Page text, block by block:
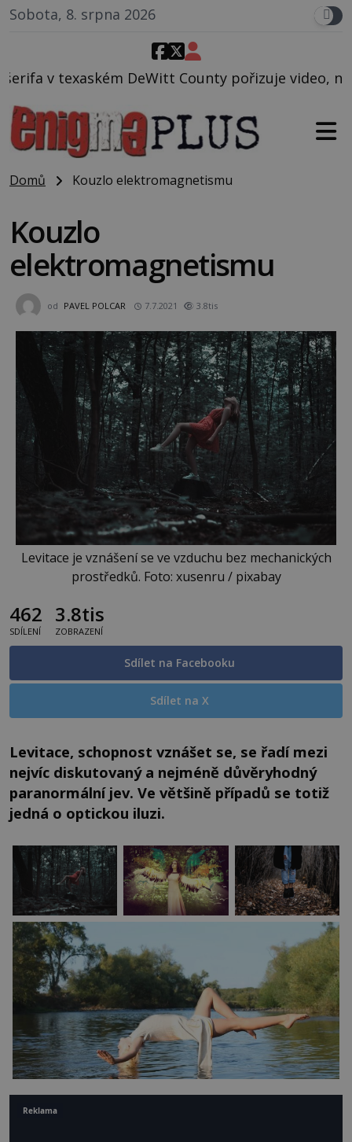
Sobota, 8. srpna 2026
County pořizuje video, na kterém před jeho
Domů Kouzlo elektromagnetismu
Kouzlo
elektromagnetismu
od PAVEL POLCAR 7.7.2021 3.8tis
Levitace je vznášení se ve vzduchu bez mechanických
prostředků. Foto: xusenru / pixabay
462
SDÍLENÍ
3.8tis
ZOBRAZENÍ
Sdílet na Facebooku
Sdílet na X
Levitace, schopnost vznášet se, se řadí mezi
nejvíc diskutovaný a nejméně důvěryhodný
paranormální jev. Ve většině případů se totiž
jedná o optickou iluzi.
Reklama